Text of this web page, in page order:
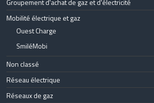
Groupement d'achat de gaz et d'électricité
Mobilité électrique et gaz
Ouest Charge
SmiléMobi
Non classé
Réseau électrique
Réseaux de gaz